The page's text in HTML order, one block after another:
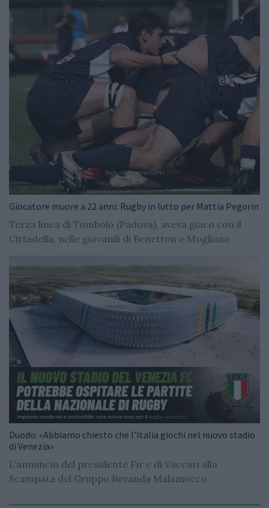
Giocatore muore a 22 anni: Rugby in lutto per Mattia Pegorin
Terza linea di Tombolo (Padova), aveva giaco con il
Cittadella, nelle giovanili di Benetton e Mogliano
Duodo: «Abbiamo chiesto che l’Italia giochi nel nuovo stadio
di Venezia»
L’annuncio del presidente Fir e di Vaccari alla
Scampata del Gruppo Bevanda Malamocco